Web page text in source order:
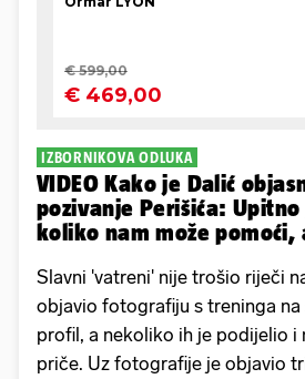
IZBORNIKOVA ODLUKA
VIDEO Kako je Dalić
pozivanje Perišića: Upitno
koliko nam može pomoći,
Slavni 'vatreni' nije trošio riječi
objavio fotografiju s treninga na
profil, a nekoliko ih je podijelio i
priče. Uz fotografije je objavio